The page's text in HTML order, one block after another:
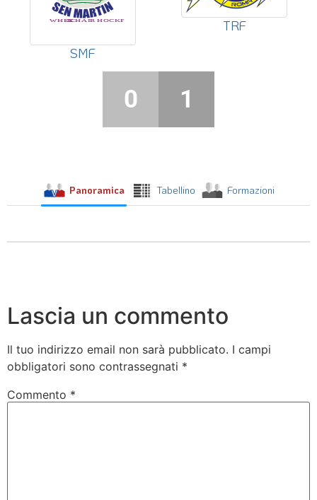
SMF
TRF
0 1
Panoramica Tabellino Formazioni
Lascia un commento
Il tuo indirizzo email non sarà pubblicato. I campi
obbligatori sono contrassegnati *
Commento *